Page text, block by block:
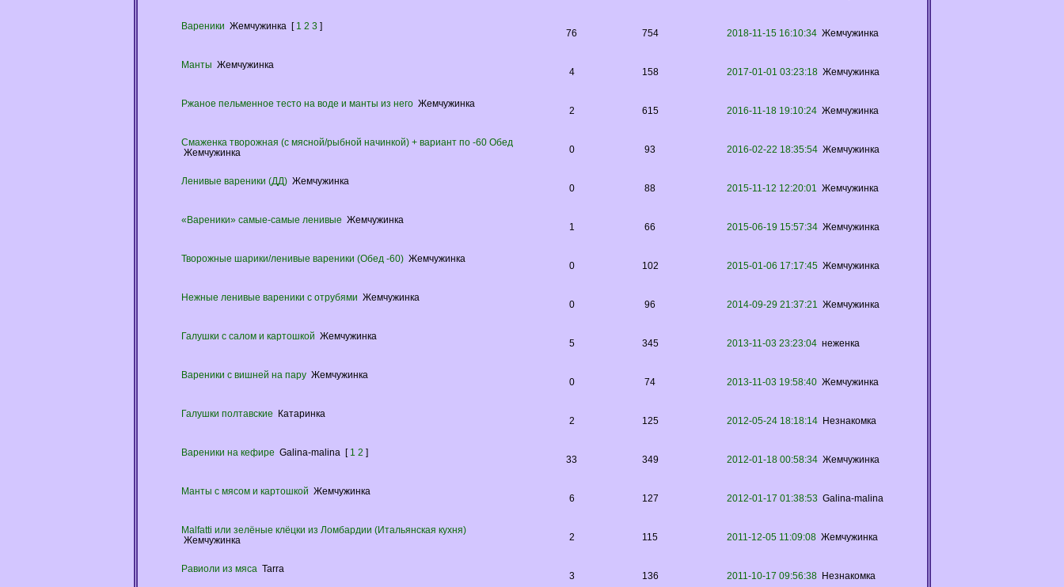
Вареники Жемчужинка [ 1 2 3 ]
76 754 2018-11-15 16:10:34 Жемчужинка
Манты Жемчужинка
4 158 2017-01-01 03:23:18 Жемчужинка
Ржаное пельменное тесто на воде и манты из него Жемчужинка
2 615 2016-11-18 19:10:24 Жемчужинка
Смаженка творожная (с мясной/рыбной начинкой) + вариант по -60 Обед
Жемчужинка
0 93 2016-02-22 18:35:54 Жемчужинка
Ленивые вареники (ДД) Жемчужинка
0 88 2015-11-12 12:20:01 Жемчужинка
«Вареники» самые-самые ленивые Жемчужинка
1 66 2015-06-19 15:57:34 Жемчужинка
Творожные шарики/ленивые вареники (Обед -60) Жемчужинка
0 102 2015-01-06 17:17:45 Жемчужинка
Нежные ленивые вареники с отрубями Жемчужинка
0 96 2014-09-29 21:37:21 Жемчужинка
Галушки с салом и картошкой Жемчужинка
5 345 2013-11-03 23:23:04 неженка
Вареники с вишней на пару Жемчужинка
0 74 2013-11-03 19:58:40 Жемчужинка
Галушки полтавские Катаринка
2 125 2012-05-24 18:18:14 Незнакомка
Вареники на кефире Galina-malina [ 1 2 ]
33 349 2012-01-18 00:58:34 Жемчужинка
Манты с мясом и картошкой Жемчужинка
6 127 2012-01-17 01:38:53 Galina-malina
Malfatti или зелёные клёцки из Ломбардии (Итальянская кухня)
Жемчужинка
2 115 2011-12-05 11:09:08 Жемчужинка
Равиоли из мяса Tarra
3 136 2011-10-17 09:56:38 Незнакомка